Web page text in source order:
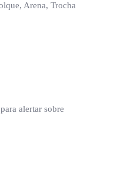
Arena, Trocha
alertar sobre